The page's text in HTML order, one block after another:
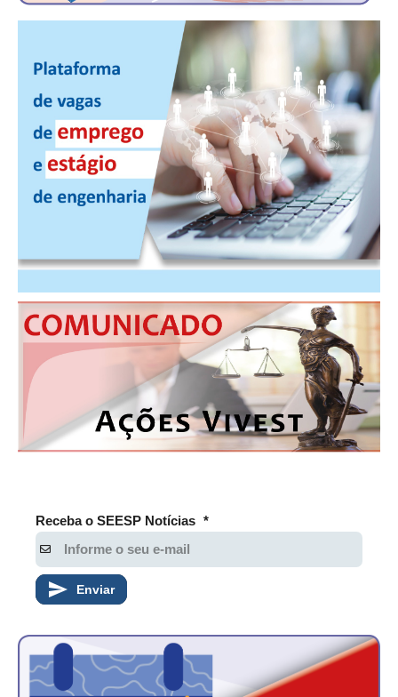
MANUAL DE REDAÇÃO
RELEASES
CONTATO
ATUALIZAÇÃO CADASTRAL
NÚCLEO JOVEM
Receba o SEESP Notícias *
Enviar